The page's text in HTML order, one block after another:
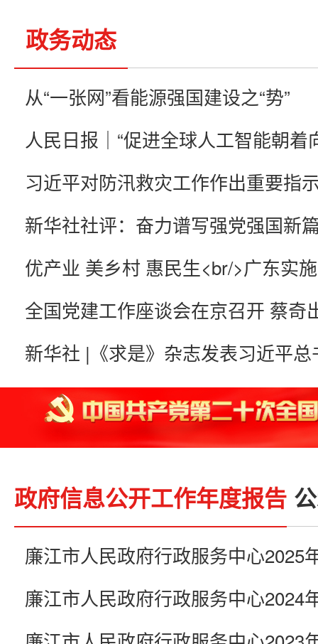
政务动态
从“一张网”看能源强国建设之“势”
习近平对防汛救灾工作作出重要指
政府信息公开工作年度报告